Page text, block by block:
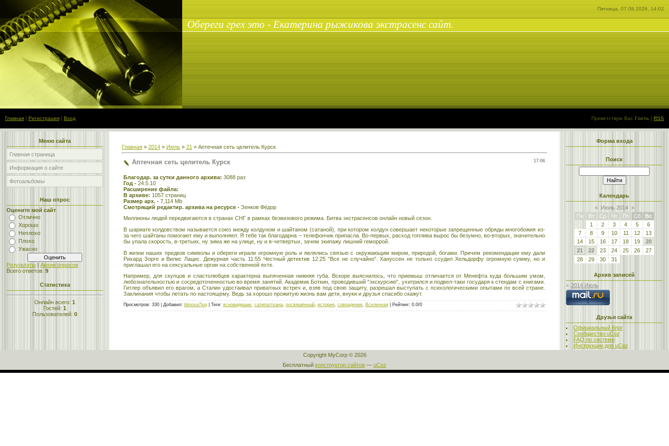
Пятница, 07.08.2026, 14:02
Обереги грех это - Екатерина рыжикова экстрасенс сайт.
Главная | Регистрация | Вход Приветствую Вас Гость | RSS
Меню сайта
Главная страница
Информация о сайте
Фотоальбомы
Наш опрос
Оцените мой сайт
Отлично
Хорошо
Неплохо
Плохо
Ужасно
Результаты | Архив опросов
Всего ответов: 9
Статистика
Онлайн всего: 1
Гостей: 1
Пользователей: 0
Главная » 2014 » Июль » 21 » Аптечная сеть целитель Курск
17:06
Аптечная сеть целитель Курск
Благодар. за сутки данного архива: 3088 раз
Год - 24.5.10
Расширение файла:
В архиве: 1057 страниц
Размер арх. - 7,114 Mb
Смотрящий редактир. архива на ресурсе - Зенков Фёдор
Миллионы людей передвигаются в странах СНГ в рамках безвизового режима. Битва экстрасенсов онлайн новый сезон.
В шариате колдовством называется союз между колдуном и шайтаном (сатаной), при котором колдун совершает некоторые запрещенные обряды многобожия из-
за чего шайтаны помогают ему и выполняют. Я тебе так благодарна – телефончик припасла. Во-первых, расход топлива вырос бы безумно, во-вторых, значительно
бы упала скорость, в-третьих, ну зима же на улице, ну и в-четвертых, зачем экипажу лишний геморрой.
В жизни наших предков символы и обереги играли огромную роль и являлись связью с окружающим миром, природой, богами. Причем рекомендации ему дали
Рихард Зорге и Вилис Лацис. Дежурная часть 11:55 Честный детектив 12:25 "Все не случайно". Хануссен не только ссудил Хельдорфу огромную сумму, но и
приглашал его на сексуальные оргии на собственной яхте.
Например, для скупцов и сластолюбцев характерна выпяченная нижняя губа. Вскоре выяснилось, что приемыш отличается от Менефта куда большим умом,
любознательностью и сосредоточенностью во время занятий. Академик Боткин, проводивший "экскурсию", ухитрился и подвел-таки государя к стендам с книгами.
Гитлер объявил его врагом, а Сталин удостаивал приватных встреч и, взяв под свою защиту, разрешал выступать с психологическими опытами по всей стране.
Заклинания чтобы летать по настоящему. Ведь за хорошо прожитую жизнь вам дети, внуки и друзья спасибо скажут.
Просмотров: 330 Добавил: blinova7lug Теги: ясновидящие сатипаттхана посвящённый история совпадения Вселенная Рейтинг: 0.0/0
Форма входа
Поиск
Календарь
«
Июль 2014 »
Пн
Вт Ср Чт Пт Сб
Вс
1
2 3 4 5
6
7
8 9 10 11 12
13
14
15 16 17 18 19
20
21
22 23 24 25 26
27
28
29 30 31
Архив записей
2014 Июль
Друзья сайта
Официальный блог
Сообщество uCoz
FAQ по системе
Инструкции для uCoz
Copyright MyCorp © 2026
Бесплатный конструктор сайтов — uCoz